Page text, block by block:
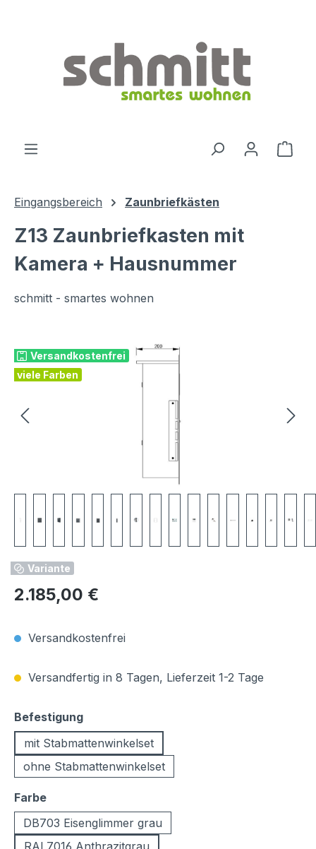
Eingangsbereich Zaunbriefkästen
Z13 Zaunbriefkasten mit
Kamera + Hausnummer
schmitt - smartes wohnen
Versandkostenfrei
viele Farben
Variante
Regulärer Preis:
2.185,00 €
Versandkostenfrei
Versandfertig in 8 Tagen, Lieferzeit 1-2 Tage
Befestigungauswählen
mit Stabmattenwinkelset
ohne Stabmattenwinkelset
Farbeauswählen
DB703 Eisenglimmer grau
RAL7016 Anthrazitgrau